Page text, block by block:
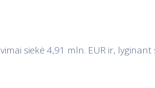
siekė 4,91 mln. EUR ir,